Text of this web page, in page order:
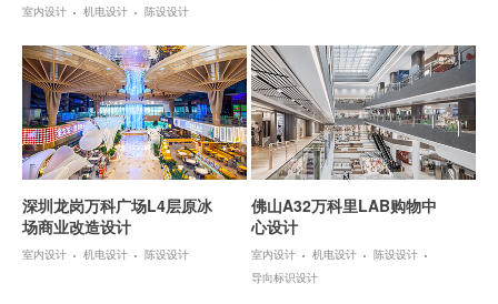
室内设计 机电设计 陈设设计
深圳龙岗万科广场L4层原冰
场商业改造设计
室内设计 机电设计 陈设设计
佛山A32万科里LAB购物中
心设计
室内设计 机电设计
陈设设计
导向标识设计